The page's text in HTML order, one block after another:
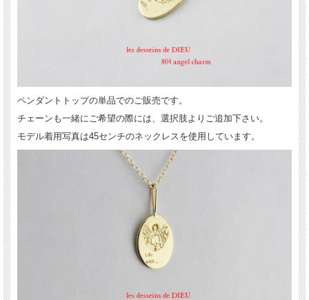
ペンダントトップの単品でのご販売です。
チェーンも一緒にご希望の際には、選択肢よりご追加下さい。
モデル着用写真は45センチのネックレスを使用しています。